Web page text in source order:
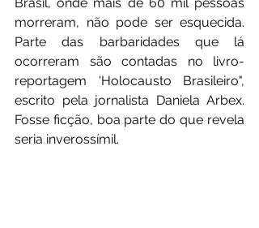
Brasil, onde mais de 60 mil pessoas
morreram, não pode ser esquecida.
Parte das barbaridades que lá
ocorreram são contadas no livro-
reportagem 'Holocausto Brasileiro",
escrito pela jornalista Daniela Arbex.
Fosse ficção, boa parte do que revela
seria inverossímil.